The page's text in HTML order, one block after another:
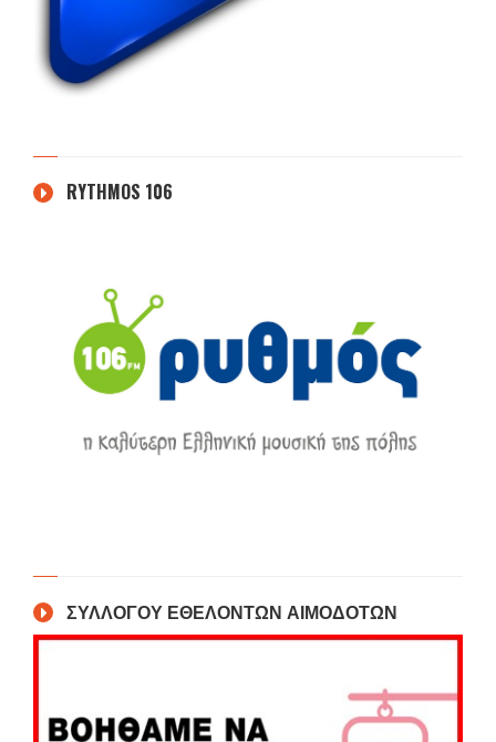
RYTHMOS 106
ΣΥΛΛΟΓΟΥ ΕΘΕΛΟΝΤΩΝ ΑΙΜΟΔΟΤΩΝ